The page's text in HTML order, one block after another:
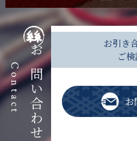
お問い合わせ
Contact
お引き
ご
お